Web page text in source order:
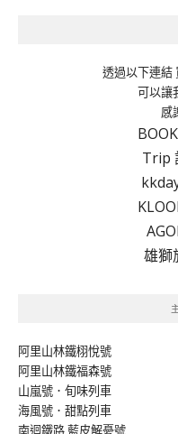
透過以下連結
可以讓
感
Trip
雄獅
阿里山林鐵栩悅號
阿里山林鐵福森號
山嵐號．旬味列車
海風號．甜點列車
南迴鐵路 藍皮解憂號